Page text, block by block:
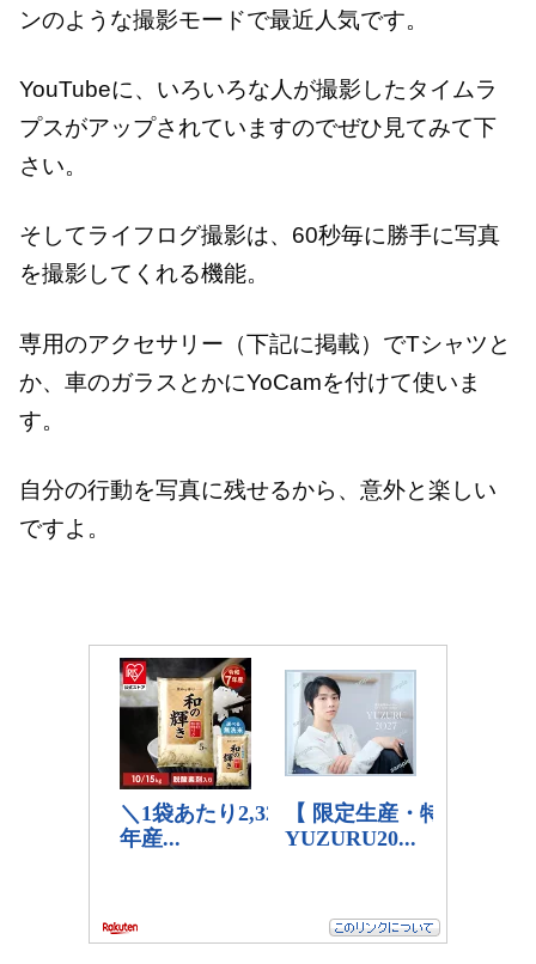
ンのような撮影モードで最近人気です。
YouTubeに、いろいろな人が撮影したタイムラ
プスがアップされていますのでぜひ見てみて下
さい。
そしてライフログ撮影は、60秒毎に勝手に写真
を撮影してくれる機能。
専用のアクセサリー（下記に掲載）でTシャツと
か、車のガラスとかにYoCamを付けて使いま
す。
自分の行動を写真に残せるから、意外と楽しい
ですよ。